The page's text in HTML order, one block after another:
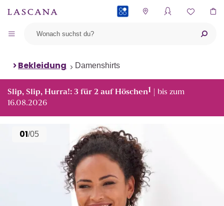
Bekleidung Damenshirts
Slip, Slip, Hurra!: 3 für 2 auf Höschen1 | bis zum
16.08.2026
01/05